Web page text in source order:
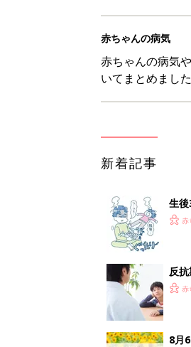
赤ちゃんの病気
赤ちゃんの病気
いてまとめました
新着記事
生
って
赤
反
赤
8月